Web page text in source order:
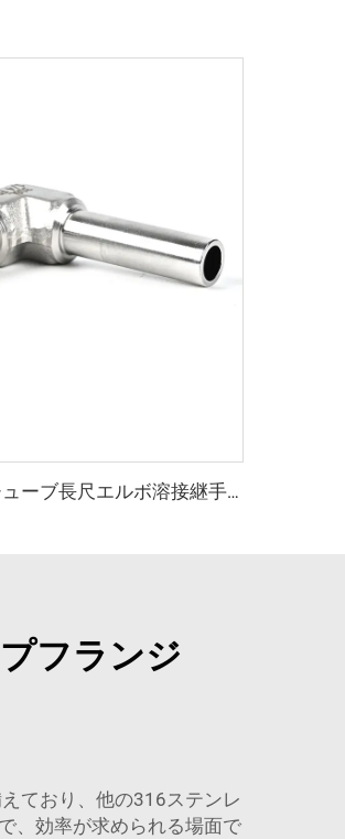
SS316L 超高純度チューブ長尺エルボ溶接継手 UHP自動オービタルエルボ ステンレス鋼長尺溶接継手 超高純度用
フランジ
ており、他の316ステンレ
、効率が求められる場面で